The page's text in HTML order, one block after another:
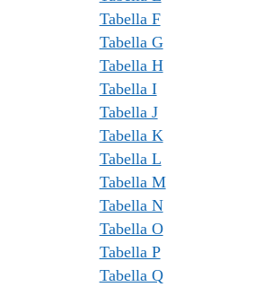
Tabella F
Tabella G
Tabella H
Tabella I
Tabella J
Tabella K
Tabella L
Tabella M
Tabella N
Tabella O
Tabella P
Tabella Q